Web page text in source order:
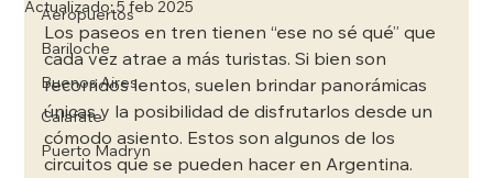
Aeropuertos
Bariloche
Buenos Aires
Calafate
Puerto Madryn
Actualizado:5 feb 2025
Los paseos en tren tienen “ese no sé qué” que
cada vez atrae a más turistas. Si bien son
recorridos lentos, suelen brindar panorámicas
únicas y la posibilidad de disfrutarlos desde un
cómodo asiento. Estos son algunos de los
circuitos que se pueden hacer en Argentina.